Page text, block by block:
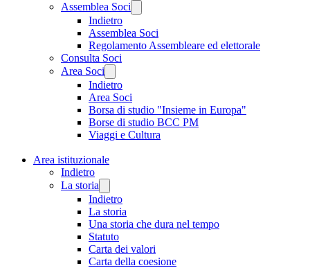
Assemblea Soci
Indietro
Assemblea Soci
Regolamento Assembleare ed elettorale
Consulta Soci
Area Soci
Indietro
Area Soci
Borsa di studio "Insieme in Europa"
Borse di studio BCC PM
Viaggi e Cultura
Area istituzionale
Indietro
La storia
Indietro
La storia
Una storia che dura nel tempo
Statuto
Carta dei valori
Carta della coesione